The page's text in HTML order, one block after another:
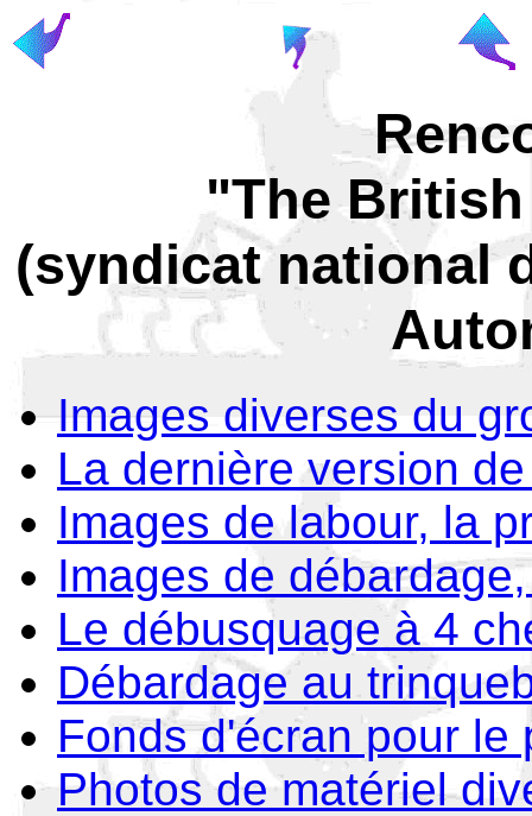
"The
(syndicat national
Images diverses du
La dernière version
Images de labour, la
Images de
Le débusquage à 4
Débardage au
Fonds d'écran pour le
Photos de matériel